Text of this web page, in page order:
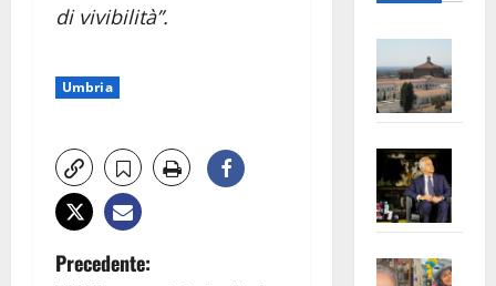
di vivibilità”.
Umbria
N
Precedente:
apre